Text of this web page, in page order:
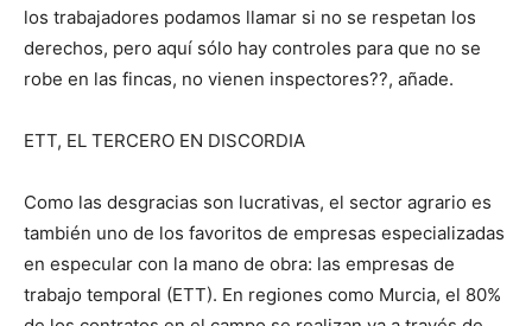
los trabajadores podamos llamar si no se respetan los
derechos, pero aquí sólo hay controles para que no se
robe en las fincas, no vienen inspectores??, añade.
ETT, EL TERCERO EN DISCORDIA
Como las desgracias son lucrativas, el sector agrario es
también uno de los favoritos de empresas especializadas
en especular con la mano de obra: las empresas de
trabajo temporal (ETT). En regiones como Murcia, el 80%